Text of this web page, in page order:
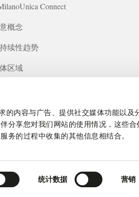
的内容与广告、提供社交媒体功能以及
分享您对我们网站的使用情况，这些
务的过程中收集的其他信息相结合。
统计数据 营销
Connect
概念
续性趋势
区域
我们
policy Privacy policy |Legge 231/01